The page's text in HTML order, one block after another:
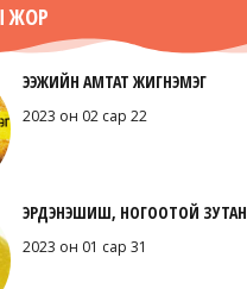
ЖОР
ЭЭЖИЙН АМТАТ ЖИГНЭМЭГ
2023 он 02 сар 22
ЭРДЭНЭШИШ, НОГООТОЙ ЗУТАН
2023 он 01 сар 31